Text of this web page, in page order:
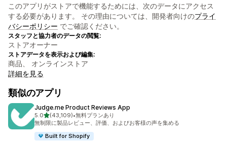
このアプリがストアで機能するためには、次のデータにアクセス
する必要があります。 その理由については、開発者向けのプライ
バシーポリシー でご確認ください。
スタッフと協力者のデータの閲覧:
ストアオーナー
ストアデータを表示および編集:
商品、 オンラインストア
詳細を見る
類似のアプリ
Judge.me Product Reviews App
5.05つ星中
(43,109)
合計レビュー数：43109件
•無料プランあり
無制限に製品レビュー、評価、およびお客様の声を集める
Built for Shopify